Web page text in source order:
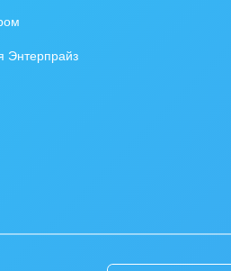
плана Битрикс24.
Энтерпрайз